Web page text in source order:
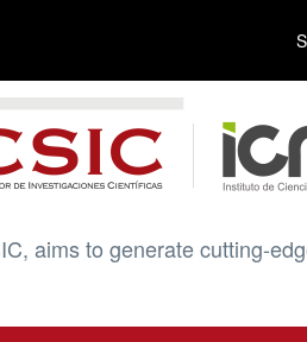
aims to generate cutting-